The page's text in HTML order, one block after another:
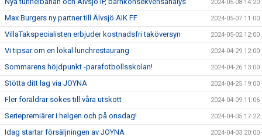
2024-05-08 14:20
Max Burgers ny partner till Älvsjö AIK FF 2024-05-07 11:00
VillaTakspecialisten erbjuder kostnadsfri taköversyn 2024-05-02 12:00
Vi tipsar om en lokal lunchrestaurang 2024-04-29 12:00
Sommarens höjdpunkt -parafotbollsskolan! 2024-04-26 13:00
Stötta ditt lag via JOYNA 2024-04-25 19:00
Fler föräldrar sökes till våra utskott 2024-04-09 11:06
Seriepremiärer i helgen och på onsdag! 2024-04-05 17:22
Idag startar försäljningen av JOYNA 2024-04-03 20:00